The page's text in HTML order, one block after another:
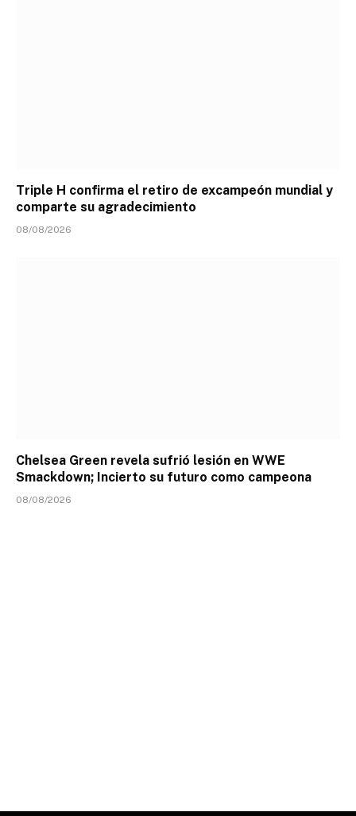
Triple H confirma el retiro de excampeón mundial y
comparte su agradecimiento
08/08/2026
Chelsea Green revela sufrió lesión en WWE
Smackdown; Incierto su futuro como campeona
08/08/2026